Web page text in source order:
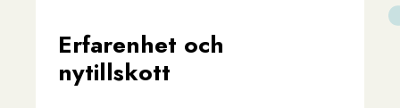
Erfarenhet och
nytillskott